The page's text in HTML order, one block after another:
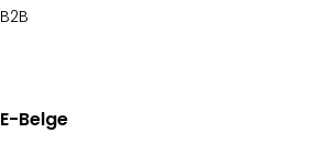
B2B
E-Belge